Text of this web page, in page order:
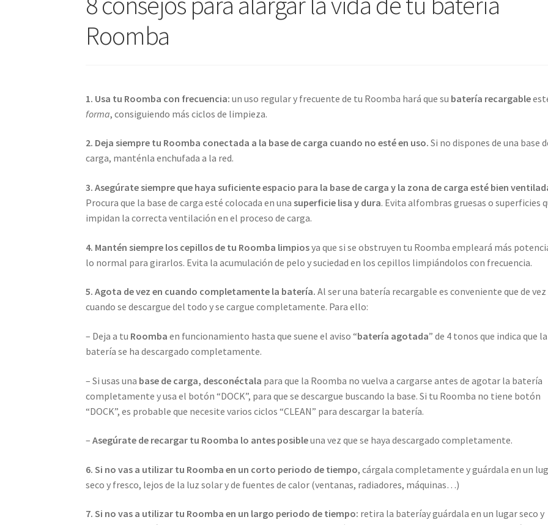
Roomba
1. Usa tu Roomba con frecuencia: un uso regular y frecuente de tu Roomba hará que su batería recargable
forma, consiguiendo más ciclos de limpieza.
2. Deja siempre tu Roomba conectada a la base de carga cuando no esté en uso. Si no dispones de una base
carga, manténla enchufada a la red.
3. Asegúrate siempre que haya suficiente espacio para la base de carga y la zona de carga esté bien
Procura que la base de carga esté colocada en unasuperficie lisa y dura. Evita alfombras gruesas o superficies
impidan la correcta ventilación en el proceso de carga.
4. Mantén siempre los cepillos de tu Roomba limpiosya que si se obstruyen tu Roomba empleará más
lo normal para girarlos. Evita la acumulación de pelo y suciedad en los cepillos limpiándolos con frecuencia.
5. Agota de vez en cuando completamente la batería. Al ser una batería recargable es conveniente que de vez
cuando se descargue del todo y se cargue completamente. Para ello:
– Deja a tu Roomba en funcionamiento hasta que suene el aviso “batería agotada” de 4 tonos que indica que la
batería se ha descargado completamente.
– Si usas una base de carga, desconéctala para que la Roomba no vuelva a cargarse antes de agotar la batería
completamente y usa el botón “DOCK”, para que se descargue buscando la base. Si tu Roomba no tiene botón
“DOCK”, es probable que necesite varios ciclos “CLEAN” para descargar la batería.
–Asegúrate de recargar tu Roomba lo antes posibleuna vez que se haya descargado completamente.
6. Si no vas a utilizar tu Roomba en un corto periodo de tiempo, cárgala completamente y guárdala en un
seco y fresco, lejos de la luz solar y de fuentes de calor (ventanas, radiadores, máquinas…)
7. Si no vas a utilizar tu Roomba en un largo periodo de tiempo: retira la bateríay guárdala en un lugar seco y